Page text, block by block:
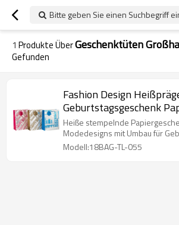
Bitte geben Sie einen Suchbegriff
1 Produkte ÜberGeschenktüten
Gefunden
Fashion Design
Geburtstagsgeschenk
Griff in Tongle
Heiße stempelnde
Modedesigns mit Umbau für
Modell:18BAG-TL-055